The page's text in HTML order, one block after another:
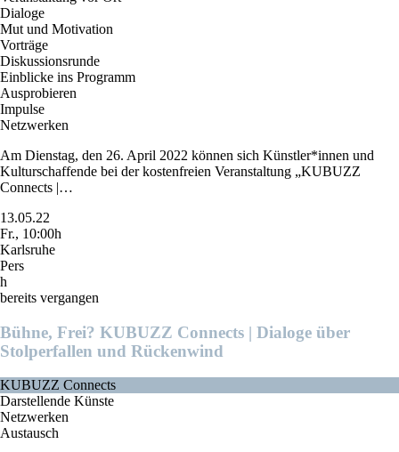
Dialoge
Mut und Motivation
Vorträge
Diskussionsrunde
Einblicke ins Programm
Ausprobieren
Impulse
Netzwerken
Am Dienstag, den 26. April 2022 können sich Künstler*innen und
Kulturschaffende bei der kostenfreien Veranstaltung „KUBUZZ
Connects |…
13.05.22
Fr., 10:00h
Karlsruhe
Pers
h
bereits vergangen
Bühne, Frei? KUBUZZ Connects | Dialoge über
Stolperfallen und Rückenwind
KUBUZZ Connects
Darstellende Künste
Netzwerken
Austausch